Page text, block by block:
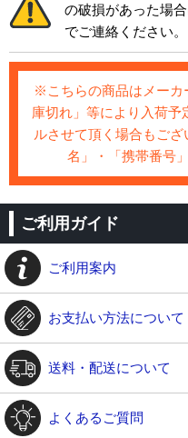
の破損があった場
でご連絡ください。
※こちらの商品はメーカ
庫切れ」等により入荷予
ルさせて頂く場合もご
名」・「携帯番号
ご利用ガイド
ご利用案内
お支払い方法について
送料・配送について
よくあるご質問